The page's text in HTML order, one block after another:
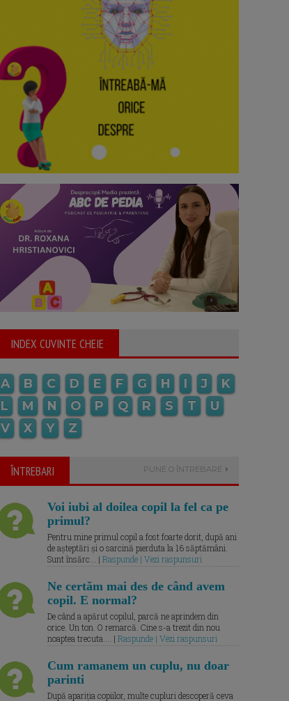
INDEX CUVINTE CHEIE
A B C D E F G H I J
K
L
M N O P Q R S T
U
V
X Y Z
ÎNTREBARI PUNE O ÎNTREBARE
Voi iubi al doilea copil la fel ca pe
primul?
Pentru mine primul copil a fost foarte dorit, după ani
de așteptări și o sarcină pierduta la 16 săptămâni.
Sunt însărc... | Raspunde | Vezi raspunsuri
Ne certăm mai des de când avem
copil. E normal?
De când a apărut copilul, parcă ne aprindem din
orice. Un ton. O remarcă. Cine s-a trezit din nou
noaptea trecuta.... | Raspunde | Vezi raspunsuri
Cum ramanem un cuplu, nu doar
parinti
După apariția copiilor, multe cupluri descoperă ceva